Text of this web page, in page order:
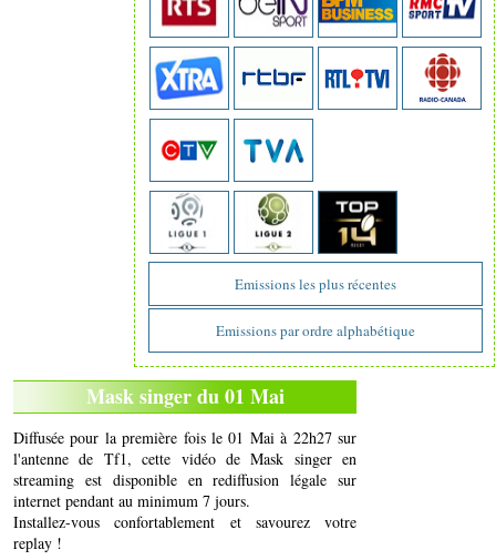
Emissions les plus récentes
Emissions par ordre alphabétique
Mask singer du 01 Mai
Diffusée pour la première fois le 01 Mai à 22h27 sur
l'antenne de Tf1, cette vidéo de Mask singer en
streaming est disponible en rediffusion légale sur
internet pendant au minimum 7 jours.
Installez-vous confortablement et savourez votre
replay !